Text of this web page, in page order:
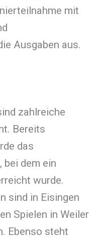
mit
Ausgaben aus.
zahlreiche
Bereits
das
bei dem ein
wurde.
sind in Eisingen
Spielen in Weiler
Ebenso steht